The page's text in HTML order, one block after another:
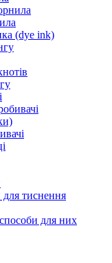
(dye ink)
тиснення
для них